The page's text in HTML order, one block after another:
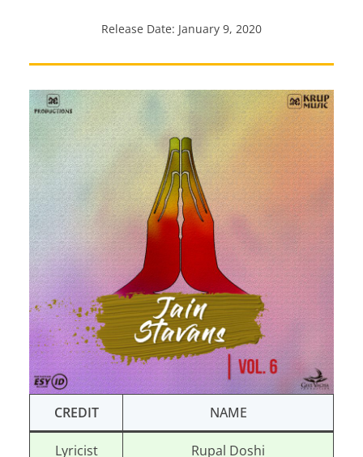
Release Date: January 9, 2020
CREDIT NAME
Lyricist Rupal Doshi